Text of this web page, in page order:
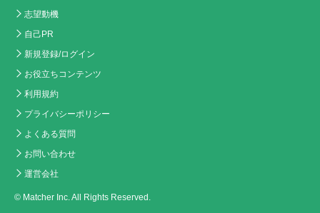
志望動機
自己PR
新規登録/ログイン
お役立ちコンテンツ
利用規約
プライバシーポリシー
よくある質問
お問い合わせ
運営会社
© Matcher Inc. All Rights Reserved.